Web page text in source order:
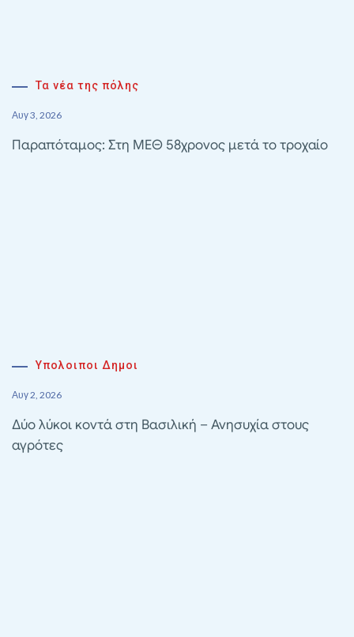
Τα νέα της πόλης
Αυγ 3, 2026
Παραπόταμος: Στη ΜΕΘ 58χρονος μετά το τροχαίο
Υπολοιποι Δημοι
Αυγ 2, 2026
Δύο λύκοι κοντά στη Βασιλική – Ανησυχία στους
αγρότες